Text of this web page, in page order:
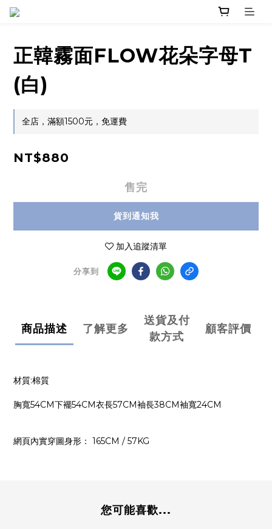
正韓霧面FLOW花朵字母T
(白)
全店，滿額1500元，免運費
NT$880
售完
貨到通知我
加入追蹤清單
分享到
商品描述 了解更多
送貨及付
款方式
顧客評價
材質:棉質
胸寬54CM下襬54CM衣長57CM袖長38CM袖寬24CM
網頁內實穿圖身形： 165CM / 57KG
您可能喜歡...